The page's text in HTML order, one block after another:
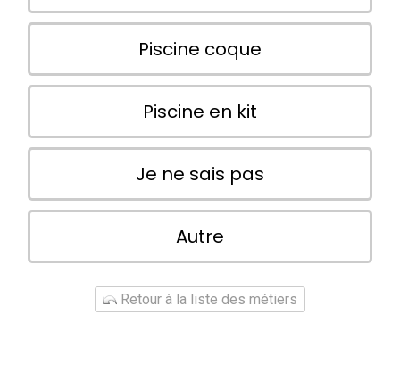
Piscine coque
Piscine en kit
Je ne sais pas
Autre
Retour à la liste des métiers